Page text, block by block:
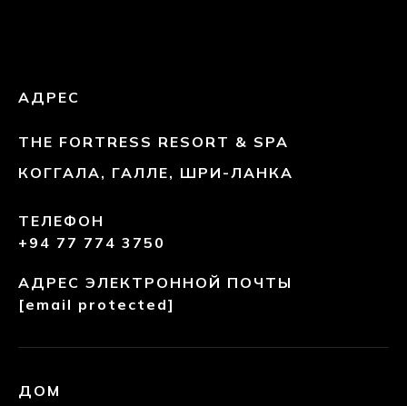
АДРЕС
THE FORTRESS RESORT & SPA
КОГГАЛА, ГАЛЛЕ, ШРИ-ЛАНКА
ТЕЛЕФОН
+94 77 774 3750
АДРЕС ЭЛЕКТРОННОЙ ПОЧТЫ
[email protected]
ДОМ